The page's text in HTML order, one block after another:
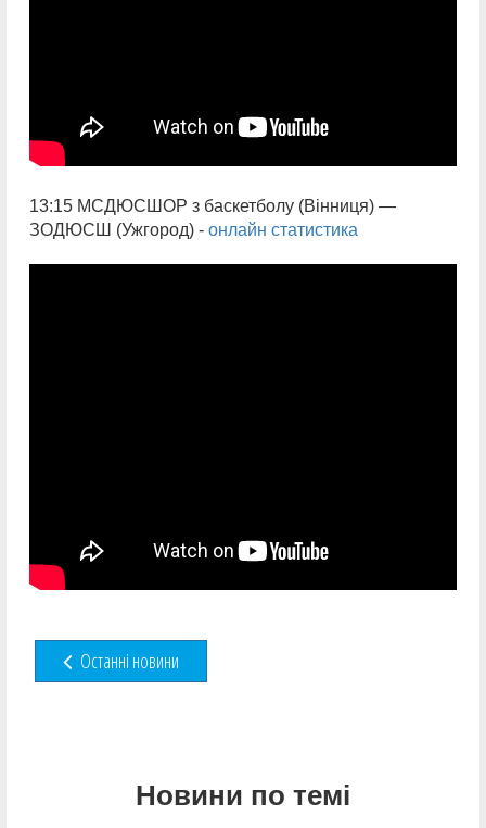
13:15 МСДЮСШОР з баскетболу (Вінниця) —
ЗОДЮСШ (Ужгород) - онлайн статистика
Останні новини
Новини по темі